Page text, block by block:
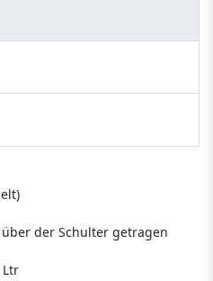
der Schulter getragen
Ltr